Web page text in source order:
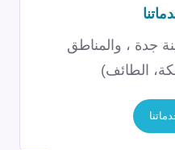
جدة ، والمناطق
الطائف)